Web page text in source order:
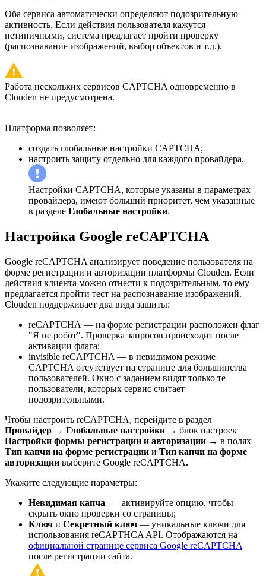
Оба сервиса автоматически определяют подозрительную
активность. Если действия пользователя кажутся
нетипичными, система предлагает пройти проверку
(распознавание изображений, выбор объектов и т.д.).
Работа нескольких сервисов CAPTCHA одновременно в
Clouden не предусмотрена.
Платформа позволяет:
создать глобальные настройки CAPTCHA;
настроить защиту отдельно для каждого провайдера.
Настройки CAPTCHA, которые указаны в параметрах
провайдера, имеют больший приоритет, чем указанные
в разделе Глобальные настройки.
Настройка Google reCAPTCHA
Google reCAPTCHA анализирует поведение пользователя на
форме регистрации и авторизации платформы Clouden. Если
действия клиента можно отнести к подозрительным, то ему
предлагается пройти тест на распознавание изображений.
Clouden поддерживает два вида защиты:
reCAPTCHA — на форме регистрации расположен флаг
"Я не робот". Проверка запросов происходит после
активации флага;
invisible reCAPTCHA — в невидимом режиме
CAPTCHA отсутствует на странице для большинства
пользователей. Окно с заданием видят только те
пользователи, которых сервис считает
подозрительными.
Чтобы настроить reCAPTCHA, перейдите в раздел
Провайдер → Глобальные настройки → блок настроек
Настройки формы регистрации и авторизации → в полях
Тип капчи на форме регистрации и Тип капчи на форме
авторизации выберите Google reCAPTCHA.
Укажите следующие параметры:
Невидимая капча — активируйте опцию, чтобы
скрыть окно проверки со страницы;
Ключ и Секретный ключ — уникальные ключи для
использования reCAPTHCA API. Отображаются на
официальной странице сервиса Google reCAPTCHA
после регистрации сайта.